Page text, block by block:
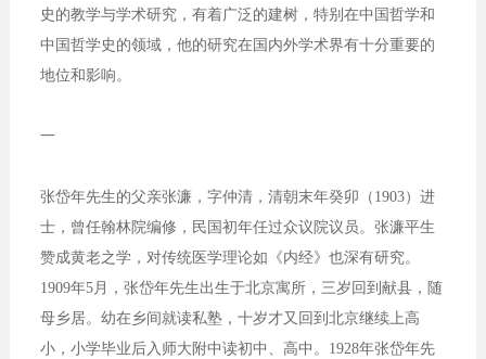
史的教学与学术研究，有着广泛的建树，特别在中国哲学和
中国哲学史的领域，他的研究在国内外学术界有十分重要的
地位和影响。
一
张岱年先生的父亲张濂，字仲清，清朝末年癸卯（1903）进
士，曾任翰林院编修，民国初年任过众议院议员。张濂平生
赞成黄老之学，对传统医学理论如《内经》也深有研究。
1909年5月，张岱年先生出生于北京寓所，三岁回到献县，随
母乡居。幼在乡间就读私塾，十岁才又回到北京继续上高
小，小学毕业后入师大附中读初中、高中。1928年张岱年先